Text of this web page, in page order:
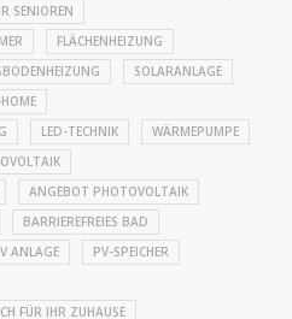
SENIOREN
FLÄCHENHEIZUNG
SOLARANLAGE
LED-TECHNIK
WÄRMEPUMPE
ANGEBOT PHOTOVOLTAIK
BARRIEREFREIES BAD
ANLAGE
PV-SPEICHER
FÜR IHR ZUHAUSE